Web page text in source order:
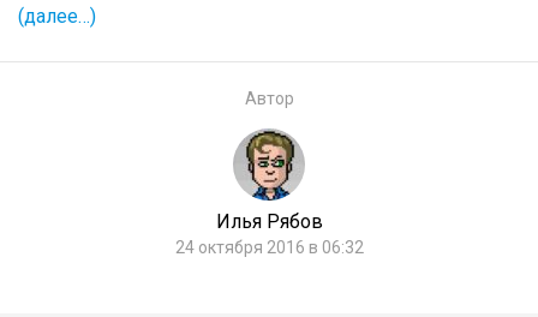
(далее…)
Автор
Илья Рябов
24 октября 2016 в 06:32